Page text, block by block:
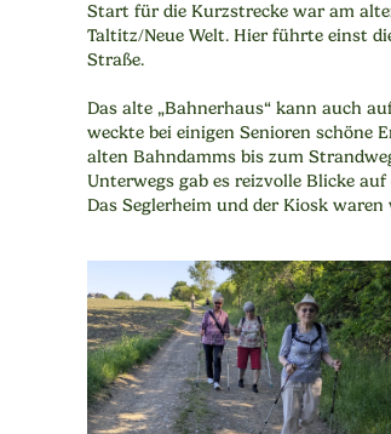
Start für die Kurzstrecke war am
Taltitz/Neue Welt. Hier führte einst
Straße.
Das alte „Bahnerhaus“ kann auch
weckte bei einigen Senioren schöne
alten Bahndamms bis zum
Unterwegs gab es reizvolle Blicke
Das Seglerheim und der Kiosk